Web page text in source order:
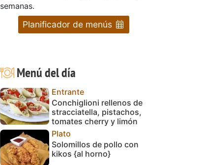
semanas.
Planificador de menús
Menú del día
Entrante
Conchiglioni rellenos de
stracciatella, pistachos,
tomates cherry y limón
Plato
Solomillos de pollo con
kikos {al horno}